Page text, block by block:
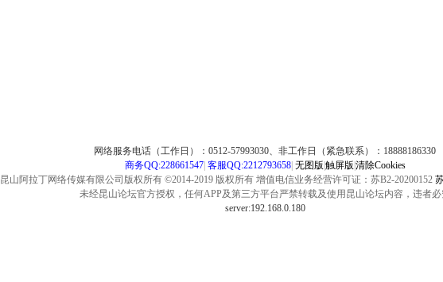
网络服务电话（工作日）：0512-57993030、非工作日（紧急联系）：18888186330
商务QQ:228661547| 客服QQ:2212793658| 无图版 触屏版 清除Cookies
昆山阿拉丁网络传媒有限公司版权所有 ©2014-2019 版权所有 增值电信业务经营许可证：苏B2-20200152
未经昆山论坛官方授权，任何APP及第三方平台严禁转载及使用昆山论坛内容，违者必
server:192.168.0.180